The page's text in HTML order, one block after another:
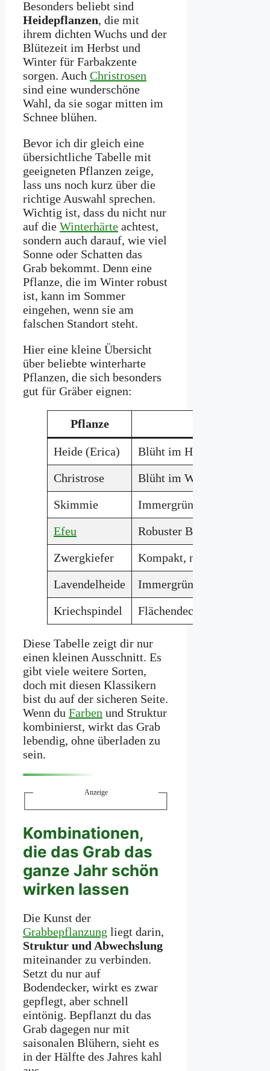
Besonders beliebt sind
Heidepflanzen, die mit
ihrem dichten Wuchs und der
Blütezeit im Herbst und
Winter für Farbakzente
sorgen. Auch Christrosen
sind eine wunderschöne
Wahl, da sie sogar mitten im
Schnee blühen.
Bevor ich dir gleich eine
übersichtliche Tabelle mit
geeigneten Pflanzen zeige,
lass uns noch kurz über die
richtige Auswahl sprechen.
Wichtig ist, dass du nicht nur
auf die Winterhärte achtest,
sondern auch darauf, wie viel
Sonne oder Schatten das
Grab bekommt. Denn eine
Pflanze, die im Winter robust
ist, kann im Sommer
eingehen, wenn sie am
falschen Standort steht.
Hier eine kleine Übersicht
über beliebte winterharte
Pflanzen, die sich besonders
gut für Gräber eignen:
Pflanze
Heide (Erica)
Blüht im Herbst/Winter,
Christrose
Blüht im Winter, frosthart
Skimmie
Immergrün, rote Früchte
Efeu
Robuster Bodendecker
Zwergkiefer
Kompakt, nadeltragend
Lavendelheide
Immergrün, weiße Blüten
Kriechspindel
Flächendeckend, buntes
Diese Tabelle zeigt dir nur
einen kleinen Ausschnitt. Es
gibt viele weitere Sorten,
doch mit diesen Klassikern
bist du auf der sicheren Seite.
Wenn du Farben und Struktur
kombinierst, wirkt das Grab
lebendig, ohne überladen zu
sein.
Anzeige
Kombinationen,
die das Grab das
ganze Jahr schön
wirken lassen
Die Kunst der
Grabbepflanzung liegt darin,
Struktur und Abwechslung
miteinander zu verbinden.
Setzt du nur auf
Bodendecker, wirkt es zwar
gepflegt, aber schnell
eintönig. Bepflanzt du das
Grab dagegen nur mit
saisonalen Blühern, sieht es
in der Hälfte des Jahres kahl